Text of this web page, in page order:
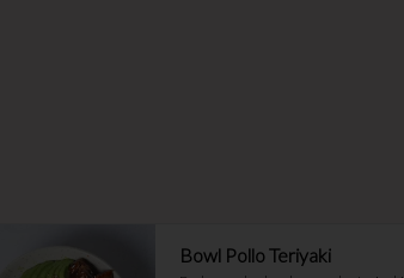
Bowl Pollo Teriyaki